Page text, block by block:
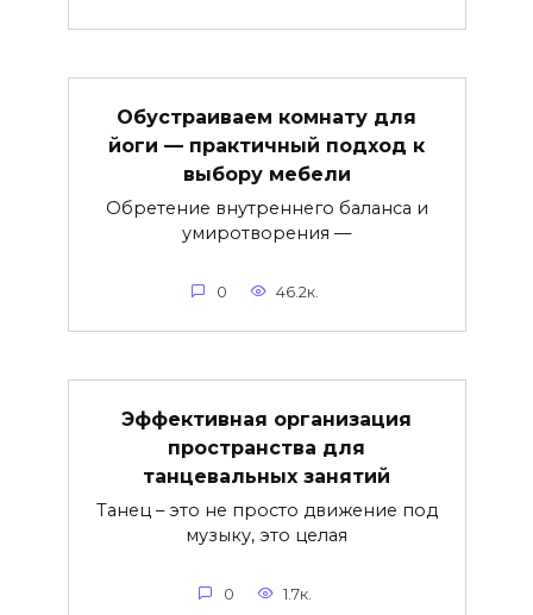
Обустраиваем комнату для
йоги — практичный подход к
выбору мебели
Обретение внутреннего баланса и
умиротворения —
0 46.2к.
Эффективная организация
пространства для
танцевальных занятий
Танец – это не просто движение под
музыку, это целая
0 1.7к.